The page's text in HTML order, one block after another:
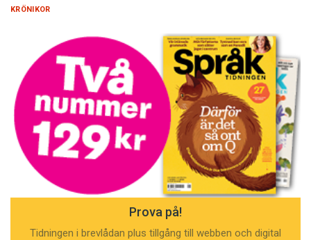
KRÖNIKOR
Prova på!
Tidningen i brevlådan plus tillgång till webben och digital